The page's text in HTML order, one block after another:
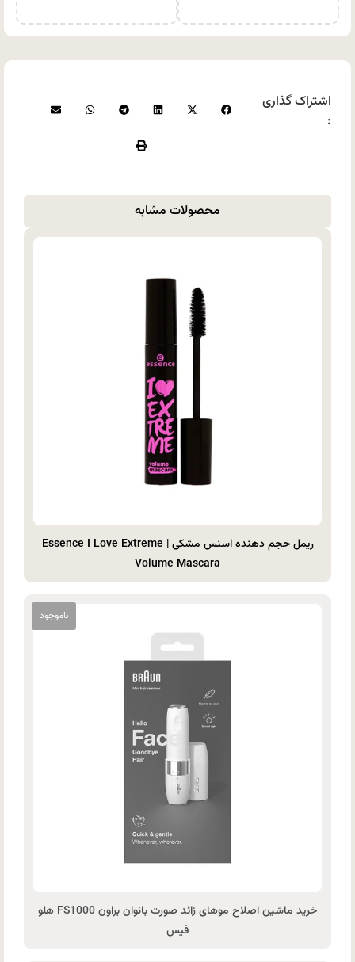
اشتراک گذاری
:
محصولات مشابه
ریمل حجم دهنده اسنس مشکی | Essence I Love Extreme
Volume Mascara
خرید ماشین اصلاح موهای زائد صورت بانوان براون FS1000 هلو
فیس